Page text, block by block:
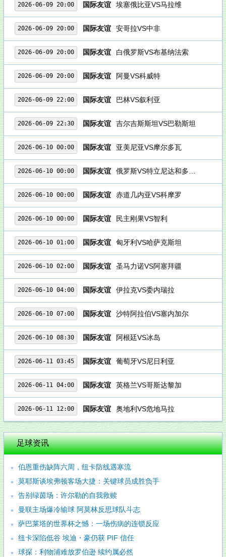
2026-06-09 20:00 国际友谊 埃塞俄比亚VS马拉维
2026-06-09 20:00 国际友谊 安哥拉VS中非
2026-06-09 20:00 国际友谊 白俄罗斯VS布基纳法索
2026-06-09 20:00 国际友谊 阿曼VS科威特
2026-06-09 22:00 国际友谊 巴林VS叙利亚
2026-06-09 22:30 国际友谊 吉尔吉斯斯坦VS巴勒斯坦
2026-06-10 00:00 国际友谊 亚美尼亚VS摩尔多瓦
2026-06-10 00:00 国际友谊 俄罗斯VS特立尼达和多巴哥
2026-06-10 00:00 国际友谊 赤道几内亚VS科摩罗
2026-06-10 00:00 国际友谊 民主刚果VS智利
2026-06-10 01:00 国际友谊 匈牙利VS哈萨克斯坦
2026-06-10 02:00 国际友谊 圣马力诺VS阿塞拜疆
2026-06-10 04:00 国际友谊 伊拉克VS委内瑞拉
2026-06-10 07:00 国际友谊 沙特阿拉伯VS塞内加尔
2026-06-10 08:30 国际友谊 阿根廷VS冰岛
2026-06-11 03:45 国际友谊 葡萄牙VS尼日利亚
2026-06-11 04:00 国际友谊 英格兰VS哥斯达黎加
2026-06-11 12:00 国际友谊 奥地利VS危地马拉
足球资讯
伯恩重伤缺阵六周，纽卡防线遇寒流
莫耶斯谈埃弗顿客场大捷：关键球员成胜负手
告别绿茵场：许尔勒的自我救赎
曼联主场爆冷输球 阿莫林反思球队斗志
萨巴莱塔的世界杯之憾：一场伤病的连锁反应
纽卡深陷低谷 埃迪・豪仍获 PIF 信任
球探：利物浦难放罗伯逊 续约属必然